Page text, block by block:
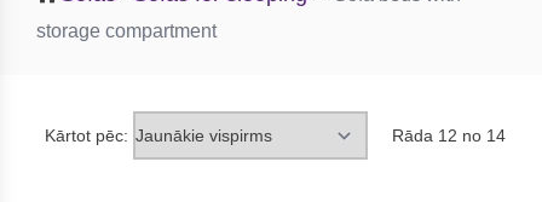
storage compartment
Kārtot pēc: Rāda 12 no 14